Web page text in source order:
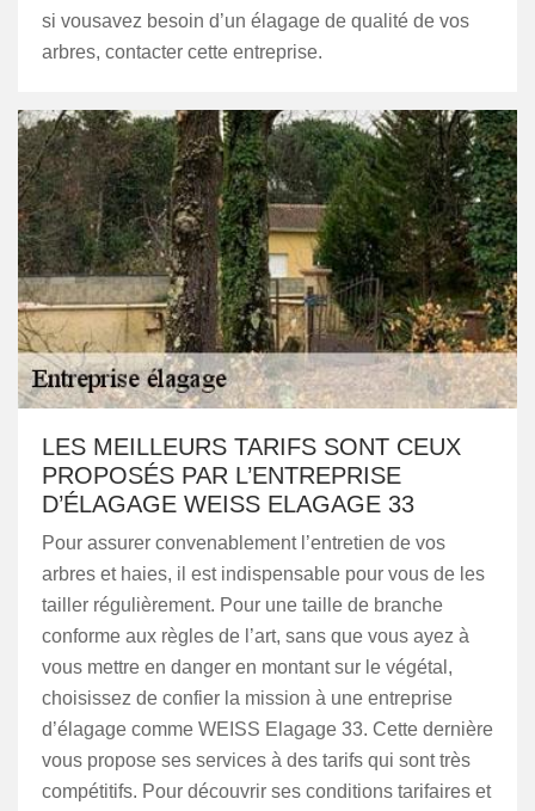
si vousavez besoin d’un élagage de qualité de vos
arbres, contacter cette entreprise.
LES MEILLEURS TARIFS SONT CEUX
PROPOSÉS PAR L’ENTREPRISE
D’ÉLAGAGE WEISS ELAGAGE 33
Pour assurer convenablement l’entretien de vos
arbres et haies, il est indispensable pour vous de les
tailler régulièrement. Pour une taille de branche
conforme aux règles de l’art, sans que vous ayez à
vous mettre en danger en montant sur le végétal,
choisissez de confier la mission à une entreprise
d’élagage comme WEISS Elagage 33. Cette dernière
vous propose ses services à des tarifs qui sont très
compétitifs. Pour découvrir ses conditions tarifaires et